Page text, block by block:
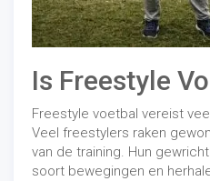
Is Freestyle
Freestyle voetbal vereist
Veel freestylers raken
van de training. Hun
soort bewegingen en